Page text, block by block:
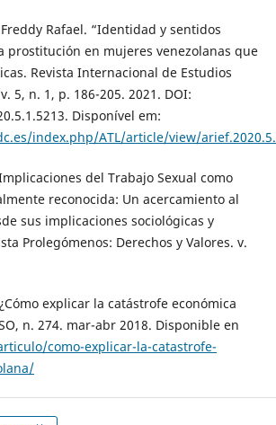
Freddy Rafael. “Identidad y sentidos
prostitución en mujeres venezolanas que
Revista Internacional de Estudios
5, n. 1, p. 186-205. 2021. DOI:
Disponível em:
index.php/ATL/article/view/
del Trabajo Sexual como
reconocida: Un acercamiento al
sus implicaciones sociológicas y
Prolegómenos: Derechos y Valores. v.
explicar la catástrofe económica
n. 274. mar-abr 2018. Disponible en
como-explicar-la-catastrofe-